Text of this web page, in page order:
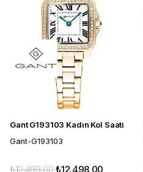
Gant G193103 Kadın Kol Saati
Gant-G193103
₺12.498,00
₺12.499,00